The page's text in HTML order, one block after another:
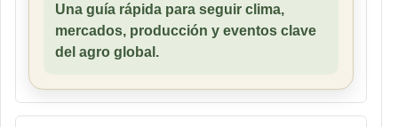
Una guía rápida para seguir clima,
mercados, producción y eventos clave
del agro global.